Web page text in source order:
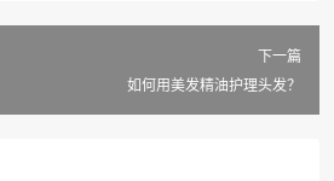
下一篇
如何用美发精油护理头发？